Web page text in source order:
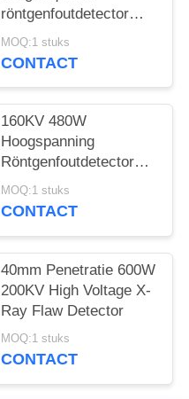
röntgenfoutdetector
met 50mm penetratie
MOQ:1 stuks
CONTACT
160KV 480W
Hoogspanning
Röntgenfoutdetector
met 22mm Penetratie
MOQ:1 stuks
CONTACT
40mm Penetratie 600W
200KV High Voltage X-
Ray Flaw Detector
MOQ:1 stuks
CONTACT